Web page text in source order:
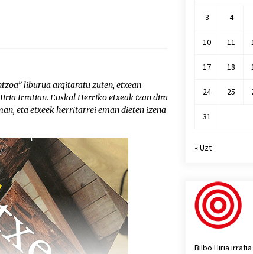
liburua argitaratu zuten, etxean
Irratian. Euskal Herriko etxeak izan dira
eta etxeek herritarrei eman dieten izena
3 4
10 11
17 18
24 25
31
« Uzt
Bilbo Hiria irratia